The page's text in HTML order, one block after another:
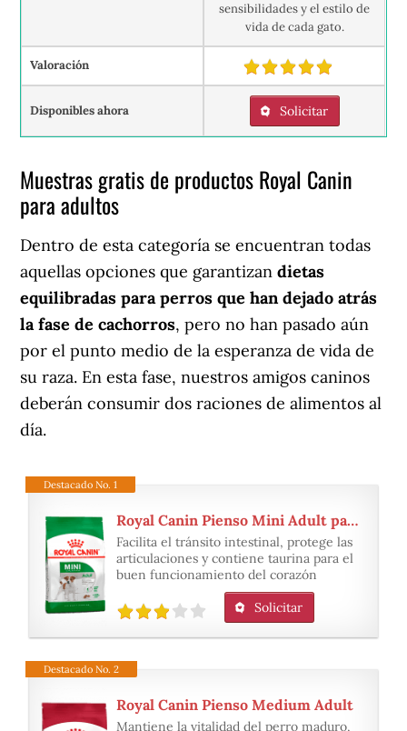
sensibilidades y el estilo de
vida de cada gato.
Valoración
Disponibles ahora Solicitar
Muestras gratis de productos Royal Canin
para adultos
Dentro de esta categoría se encuentran todas
aquellas opciones que garantizandietas
equilibradas para perros que han dejado atrás
la fase de cachorros, pero no han pasado aún
por el punto medio de la esperanza de vida de
su raza. En esta fase, nuestros amigos caninos
deberán consumir dos raciones de alimentos al
día.
Destacado No. 1
Royal Canin Pienso Mini Adult para perros de 1 a 10kg
Facilita el tránsito intestinal, protege las
articulaciones y contiene taurina para el
buen funcionamiento del corazón
Solicitar
Destacado No. 2
Royal Canin Pienso Medium Adult
Mantiene la vitalidad del perro maduro,